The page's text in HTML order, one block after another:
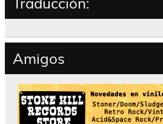
Amigos